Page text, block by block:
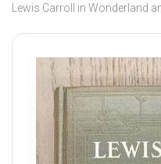
Lewis Carroll in Wonderland